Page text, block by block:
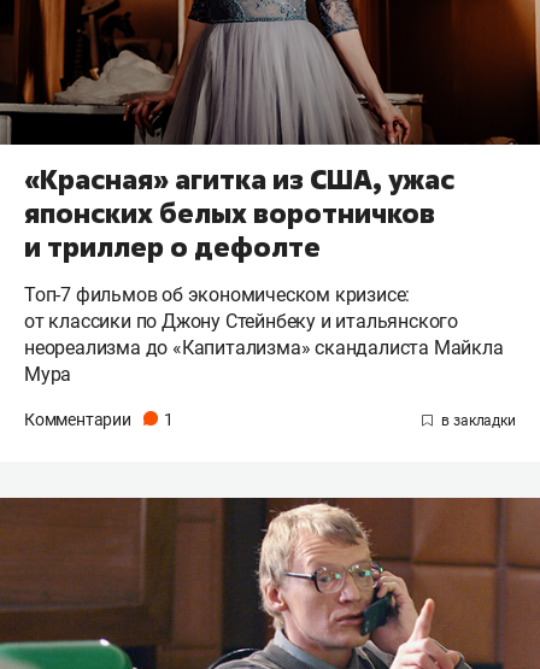
«Красная» агитка из США, ужас
японских белых воротничков
и триллер о дефолте
Топ-7 фильмов об экономическом кризисе:
от классики по Джону Стейнбеку и итальянского
неореализма до «Капитализма» скандалиста Майкла
Мура
Комментарии 1